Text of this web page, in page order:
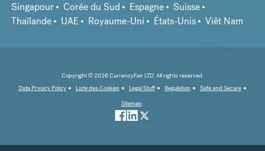
Singapour
Corée du Sud Espagne
Suisse
Thaïlande
UAE Royaume-Uni États-Unis Viêt Nam
Copyright © 2026 CurrencyFair LTD. All rights reserved.
Data Privacy Policy
Liste des Cookies Legal Stuff Regulation
Safe and Secure
Sitemap